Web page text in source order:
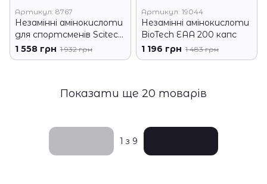
Артикул: 8767
Незамінні амінокислоти
для спортсменів Scitecс
Amino Charge 570 г
1 558 грн 1 932 грн
Артикул: 19044
Незамінні амінокислоти
BioTech EAA 200 капс
1 196 грн 1 483 грн
Показати ще 20 товарів
1 з 9